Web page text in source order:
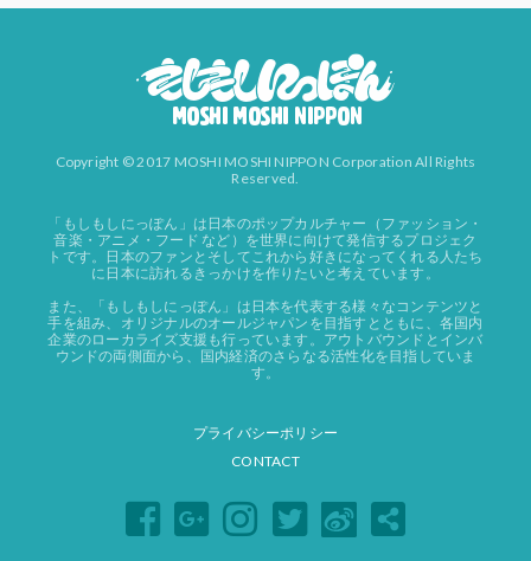
Copyright © 2017 MOSHI MOSHI NIPPON Corporation All Rights
Reserved.
「もしもしにっぽん」は日本のポップカルチャー（ファッション・
音楽・アニメ・フード など）を世界に向けて発信するプロジェク
トです。日本のファンとそしてこれから好きになってくれる人たち
に日本に訪れるきっかけを作りたいと考えています。
また、「もしもしにっぽん」は日本を代表する様々なコンテンツと
手を組み、オリジナルのオールジャパンを目指すとともに、各国内
企業のローカライズ支援も行っています。アウトバウンドとインバ
ウンドの両側面から、国内経済のさらなる活性化を目指していま
す。
プライバシーポリシー
CONTACT